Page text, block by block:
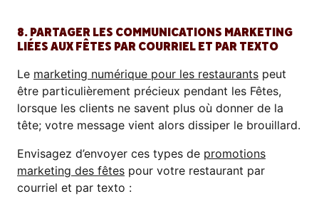
8. PARTAGER LES COMMUNICATIONS MARKETING
LIÉES AUX FÊTES PAR COURRIEL ET PAR TEXTO
Le marketing numérique pour les restaurants peut
être particulièrement précieux pendant les Fêtes,
lorsque les clients ne savent plus où donner de la
tête; votre message vient alors dissiper le brouillard.
Envisagez d’envoyer ces types de promotions
marketing des fêtes pour votre restaurant par
courriel et par texto :